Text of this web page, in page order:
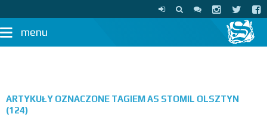
menu
ARTYKUŁY OZNACZONE TAGIEM AS STOMIL OLSZTYN
(124)